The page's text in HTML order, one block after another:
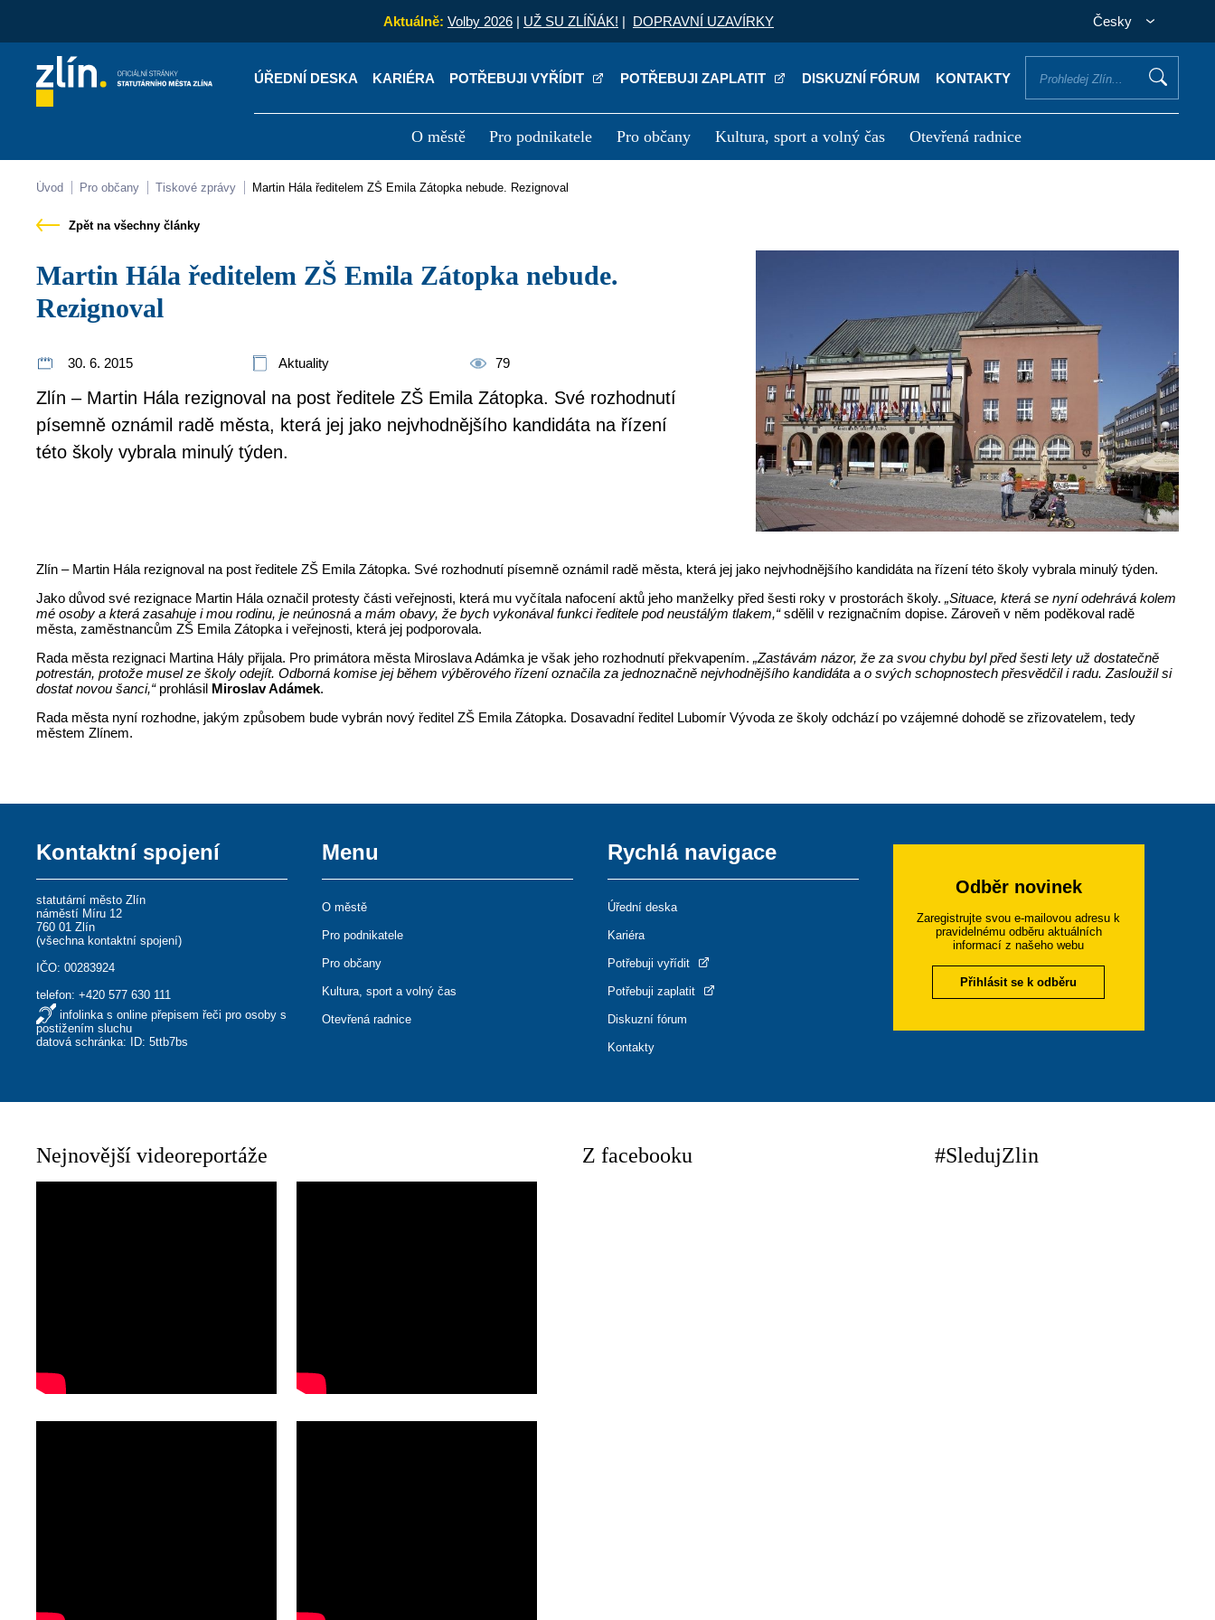
Aktuálně: Volby 2026 | UŽ SU ZLÍŇÁK! | DOPRAVNÍ UZAVÍRKY Česky
ÚŘEDNÍ DESKA KARIÉRA POTŘEBUJI VYŘÍDIT POTŘEBUJI ZAPLATIT DISKUZNÍ FÓRUM KONTAKTY
O městě Pro podnikatele Pro občany Kultura, sport a volný čas Otevřená radnice
Kontakty Úřední deska
Úvod Pro občany Tiskové zprávy Martin Hála ředitelem ZŠ Emila Zátopka nebude. Rezignoval
Zpět na všechny články
Martin Hála ředitelem ZŠ Emila Zátopka nebude.
Rezignoval
30. 6. 2015 Aktuality 79
Zlín – Martin Hála rezignoval na post ředitele ZŠ Emila Zátopka. Své rozhodnutí
písemně oznámil radě města, která jej jako nejvhodnějšího kandidáta na řízení
této školy vybrala minulý týden.
Zlín – Martin Hála rezignoval na post ředitele ZŠ Emila Zátopka. Své rozhodnutí písemně oznámil radě města, která jej jako nejvhodnějšího kandidáta na řízení této školy vybrala minulý týden.
Jako důvod své rezignace Martin Hála označil protesty části veřejnosti, která mu vyčítala nafocení aktů jeho manželky před šesti roky v prostorách školy.„Situace, která se nyní odehrává kolem
mé osoby a která zasahuje i mou rodinu, je neúnosná a mám obavy, že bych vykonával funkci ředitele pod neustálým tlakem,“sdělil v rezignačním dopise. Zároveň v něm poděkoval radě
města, zaměstnancům ZŠ Emila Zátopka i veřejnosti, která jej podporovala.
Rada města rezignaci Martina Hály přijala. Pro primátora města Miroslava Adámka je však jeho rozhodnutí překvapením.„Zastávám názor, že za svou chybu byl před šesti lety už dostatečně
potrestán, protože musel ze školy odejít. Odborná komise jej během výběrového řízení označila za jednoznačně nejvhodnějšího kandidáta a o svých schopnostech přesvědčil i radu. Zasloužil si
dostat novou šanci,“prohlásil Miroslav Adámek.
Rada města nyní rozhodne, jakým způsobem bude vybrán nový ředitel ZŠ Emila Zátopka. Dosavadní ředitel Lubomír Vývoda ze školy odchází po vzájemné dohodě se zřizovatelem, tedy
městem Zlínem.
Kontaktní spojení
statutární město Zlín
náměstí Míru 12
760 01 Zlín
(všechna kontaktní spojení)
IČO: 00283924
telefon:+420 577 630 111
infolinka s online přepisem řeči pro osoby s
postižením sluchu
datová schránka: ID: 5ttb7bs
Menu
O městě
Pro podnikatele
Pro občany
Kultura, sport a volný čas
Otevřená radnice
Rychlá navigace
Úřední deska
Kariéra
Potřebuji vyřídit
Potřebuji zaplatit
Diskuzní fórum
Kontakty
Odběr novinek
Zaregistrujte svou e-mailovou adresu k
pravidelnému odběru aktuálních
informací z našeho webu
Přihlásit se k odběru
Nejnovější videoreportáže Z facebooku #SledujZlin